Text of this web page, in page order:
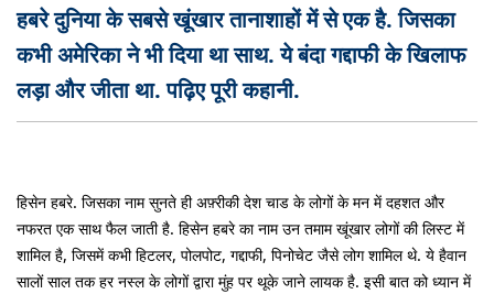
हबरे दुनिया के सबसे खूंखार तानाशाहों में से एक है. जिसका
कभी अमेरिका ने भी दिया था साथ. ये बंदा गद्दाफी के खिलाफ
लड़ा और जीता था. पढ़िए पूरी कहानी.
हिसेन हबरे. जिसका नाम सुनते ही अफ़्रीकी देश चाड के लोगों के मन में दहशत और
नफरत एक साथ फैल जाती है. हिसेन हबरे का नाम उन तमाम खूंखार लोगों की लिस्ट में
शामिल है, जिसमें कभी हिटलर, पोलपोट, गद्दाफी, पिनोचेट जैसे लोग शामिल थे. ये हैवान
सालों साल तक हर नस्ल के लोगों द्वारा मुंह पर थूके जाने लायक है. इसी बात को ध्यान में